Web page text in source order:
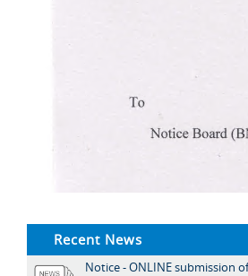
Recent News
Notice - ONLINE submission